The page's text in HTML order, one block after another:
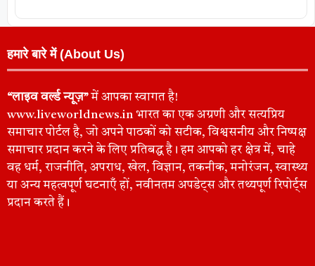
हमारे बारे में (About Us)
“लाइव वर्ल्ड न्यूज़”में आपका स्वागत है!
www.liveworldnews.in भारत का एक अग्रणी और सत्यप्रिय
समाचार पोर्टल है, जो अपने पाठकों को सटीक, विश्वसनीय और निष्पक्ष
समाचार प्रदान करने के लिए प्रतिबद्ध है। हम आपको हर क्षेत्र में, चाहे
वह धर्म, राजनीति, अपराध, खेल, विज्ञान, तकनीक, मनोरंजन, स्वास्थ्य
या अन्य महत्वपूर्ण घटनाएँ हों, नवीनतम अपडेट्स और तथ्यपूर्ण रिपोर्ट्स
प्रदान करते हैं।